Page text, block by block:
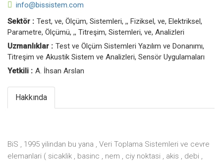
info@bissistem.com
Sektör : Test, ve, Ölçüm, Sistemleri, ,, Fiziksel, ve, Elektriksel,
Parametre, Ölçümü, ,, Titreşim, Sistemleri, ve, Analizleri
Uzmanlıklar : Test ve Ölçüm Sistemleri Yazılım ve Donanımı,
Titreşim ve Akustik Sistem ve Analizleri, Sensör Uygulamaları
Yetkili : A. İhsan Arslan
Hakkında
BiS , 1995 yilindan bu yana , Veri Toplama Sistemleri ve cevre
elemanlari ( sicaklik , basinc , nem , ciy noktasi , akis , debi ,